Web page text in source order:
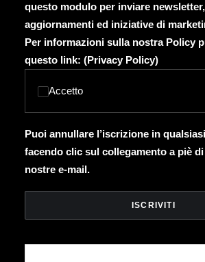
questo modulo per inviare
aggiornamenti ed iniziative di
Per informazioni sulla nostra Policy
questo link: (Privacy Policy)
Accetto
Puoi annullare l’iscrizione in
facendo clic sul collegamento a piè
nostre e-mail.